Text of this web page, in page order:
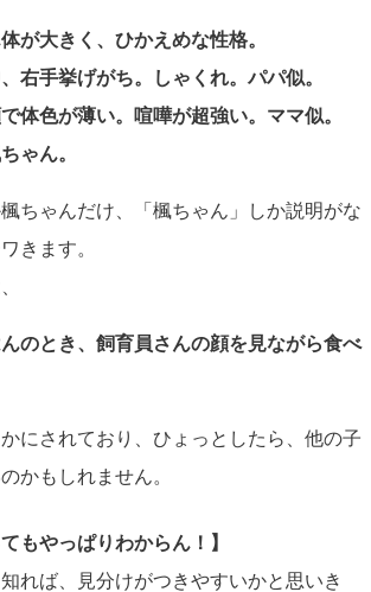
が大きく、ひかえめな性格。
右手挙げがち。しゃくれ。パパ似。
体色が薄い。喧嘩が超強い。ママ似。
ゃん。
ちゃんだけ、「楓ちゃん」しか説明がな
きます。
のとき、飼育員さんの顔を見ながら食べ
にされており、ひょっとしたら、他の子
かもしれません。
もやっぱりわからん！】
れば、見分けがつきやすいかと思いき